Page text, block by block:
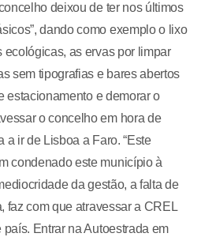
deixou de ter nos últimos
dando como exemplo o lixo
as ervas por limpar
sem tipografias e bares abertos
estacionamento e demorar o
o concelho em hora de
a ir de Lisboa a Faro. “Este
condenado este município à
da gestão, a falta de
faz com que atravessar a CREL
Entrar na Autoestrada em